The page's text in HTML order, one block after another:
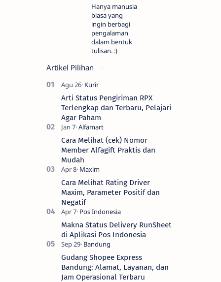
Hanya manusia
biasa yang
ingin berbagi
pengalaman
dalam bentuk
tulisan. :)
Artikel Pilihan
Arti Status Pengiriman RPX
Terlengkap dan Terbaru, Pelajari
Agar Paham
Cara Melihat (cek) Nomor
Member Alfagift Praktis dan
Mudah
Cara Melihat Rating Driver
Maxim, Parameter Positif dan
Negatif
Makna Status Delivery RunSheet
di Aplikasi Pos Indonesia
Gudang Shopee Express
Bandung: Alamat, Layanan, dan
Jam Operasional Terbaru